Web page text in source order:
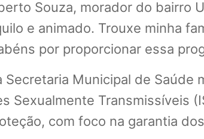
Souza, morador do bairro
e animado. Trouxe minha
por proporcionar essa
Secretaria Municipal de
Sexualmente Transmissíveis
com foco na garantia